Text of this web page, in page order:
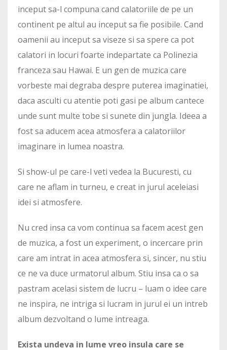
inceput sa-l compuna cand calatoriile de pe un
continent pe altul au inceput sa fie posibile. Cand
oamenii au inceput sa viseze si sa spere ca pot
calatori in locuri foarte indepartate ca Polinezia
franceza sau Hawai. E un gen de muzica care
vorbeste mai degraba despre puterea imaginatiei,
daca asculti cu atentie poti gasi pe album cantece
unde sunt multe tobe si sunete din jungla. Ideea a
fost sa aducem acea atmosfera a calatoriilor
imaginare in lumea noastra.
Si show-ul pe care-l veti vedea la Bucuresti, cu
care ne aflam in turneu, e creat in jurul aceleiasi
idei si atmosfere.
Nu cred insa ca vom continua sa facem acest gen
de muzica, a fost un experiment, o incercare prin
care am intrat in acea atmosfera si, sincer, nu stiu
ce ne va duce urmatorul album. Stiu insa ca o sa
pastram acelasi sistem de lucru – luam o idee care
ne inspira, ne intriga si lucram in jurul ei un intreb
album dezvoltand o lume intreaga.
Exista undeva in lume vreo insula care se